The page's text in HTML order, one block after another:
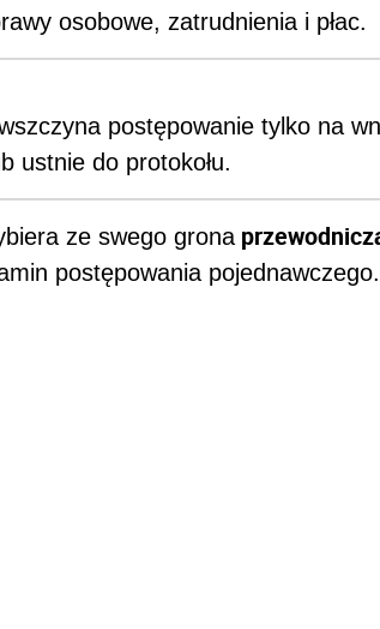
osobowe, zatrudnienia i płac.
postępowanie tylko na
ustnie do protokołu.
ze swego grona
postępowania pojednawczego.